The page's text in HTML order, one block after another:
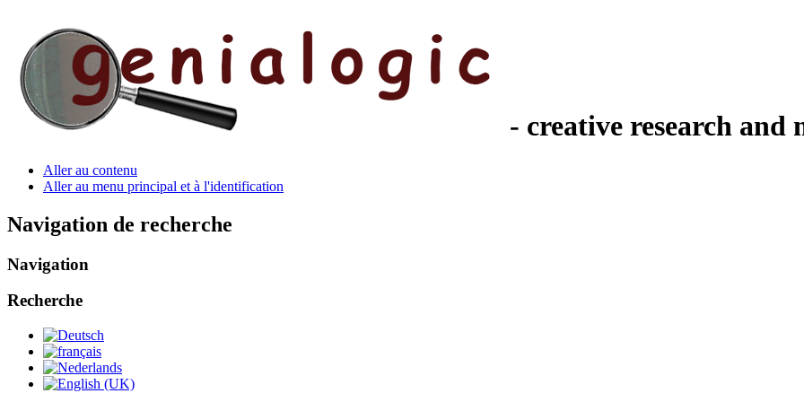
- creative research and
Aller au contenu
Aller au menu principal et à l'identification
Navigation de recherche
Navigation
Recherche